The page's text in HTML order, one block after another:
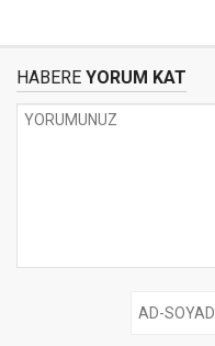
HABERE YORUM KAT